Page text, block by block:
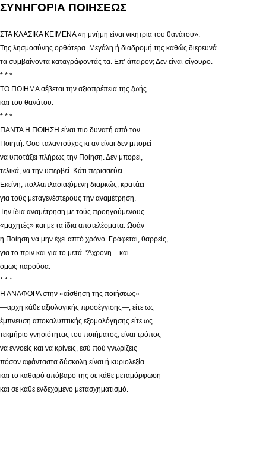
ΣΥΝΗΓΟΡΙΑ ΠΟΙΗΣΕΩΣ
ΣΤΑ ΚΛΑΣΙΚΑ ΚΕΙΜΕΝΑ «η μνήμη είναι νικήτρια του θανάτου».
Της λησμοσύνης ορθότερα. Μεγάλη ή διαδρομή της καθώς διερευνά
τα συμβαίνοντα καταγράφοντάς τα. Επ’ άπειρον; Δεν είναι σίγουρο.
* * *
ΤΟ ΠΟΙΗΜΑ σέβεται την αξιοπρέπεια της ζωής
και του θανάτου.
* * *
ΠΑΝΤΑ Η ΠΟΙΗΣΗ είναι πιο δυνατή από τον
Ποιητή. Όσο ταλαντούχος κι αν είναι δεν μπορεί
να υποτάξει πλήρως την Ποίηση. Δεν μπορεί,
τελικά, να την υπερβεί. Κάτι περισσεύει.
Εκείνη, πολλαπλασιαζόμενη διαρκώς, κρατάει
για τούς μεταγενέστερους την αναμέτρηση.
Την ίδια αναμέτρηση με τούς προηγούμενους
«μαχητές» και με τα ίδια αποτελέσματα. Ωσάν
η Ποίηση να μην έχει απτό χρόνο. Γράφεται, θαρρείς,
για το πριν και για το μετά. ‘Άχρονη – και
όμως παρούσα.
* * *
Η ΑΝΑΦΟΡΑ στην «αίσθηση της ποιήσεως»
—αρχή κάθε αξιολογικής προσέγγισης—, είτε ως
έμπνευση αποκαλυπτικής εξομολόγησης είτε ως
τεκμήριο γνησιότητας του ποιήματος, είναι τρόπος
να εννοείς και να κρίνεις, εσύ πού γνωρίζεις
πόσον αφάνταστα δύσκολη είναι ή κυριολεξία
και το καθαρό απόβαρο της σε κάθε μεταμόρφωση
και σε κάθε ενδεχόμενο μετασχηματισμό.